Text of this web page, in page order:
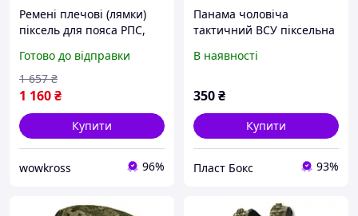
Ремені плечові (лямки)
піксель для пояса РПС,
розвантажувальні
Готово до відправки
1 160₴
1 657 ₴
Купити
wowkross 96%
Панама чоловіча
тактичний ВСУ піксельна
ТРО полеква піксель
В наявності
350₴
Купити
Пласт Бокс 93%